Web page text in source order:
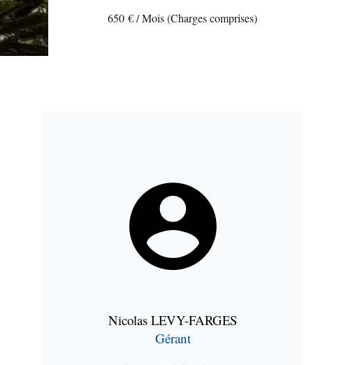
650 € / Mois (Charges comprises)
Nicolas LEVY-FARGES
Gérant